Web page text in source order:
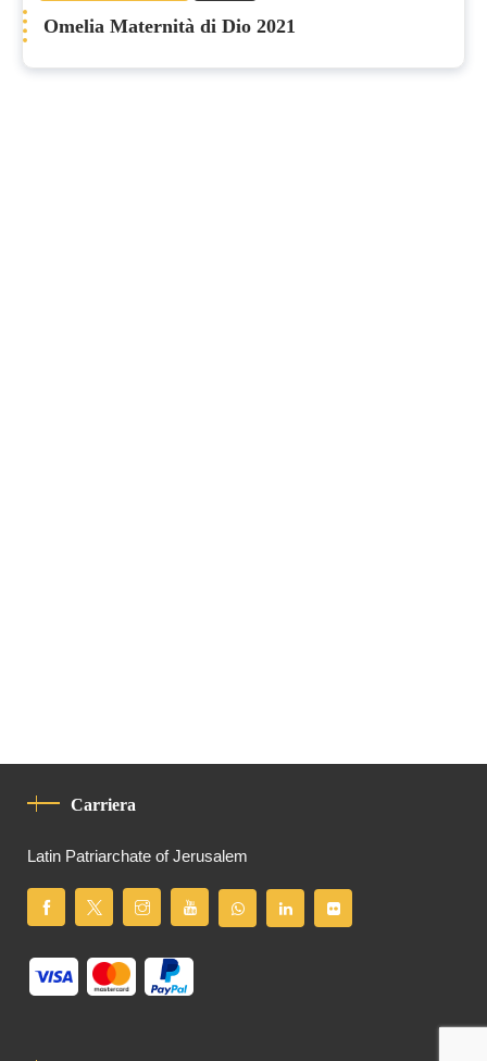
Omelia Maternità di Dio 2021
Carriera
Latin Patriarchate of Jerusalem